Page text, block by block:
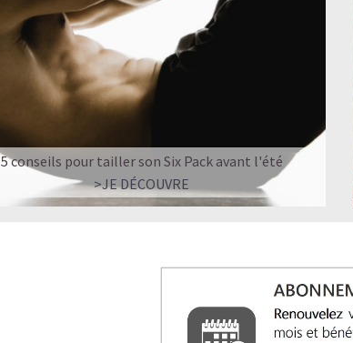
5 conseils pour tailler son Six Pack avant l'été
>JE DÉCOUVRE